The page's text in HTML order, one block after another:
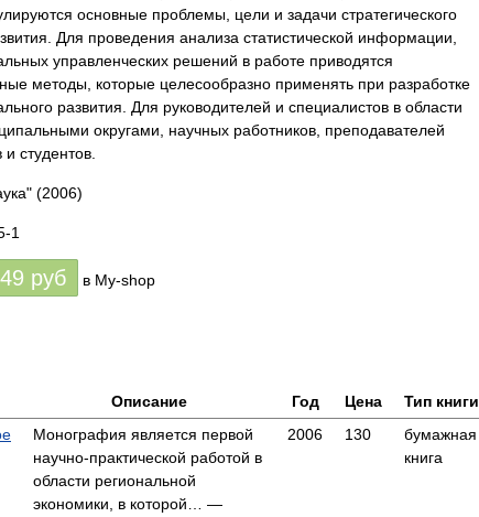
основные проблемы, цели и задачи стратегического
Для проведения анализа статистической информации,
управленческих решений в работе приводятся
методы, которые целесообразно применять при разработке
развития. Для руководителей и специалистов в области
округами, научных работников, преподавателей
студентов.
(2006)
1
руб в My-shop
Описание Год Цена
Тип книги
Монография является первой
научно-практической работой в
области региональной
экономики, в которой… —
2006 130
бумажная
книга